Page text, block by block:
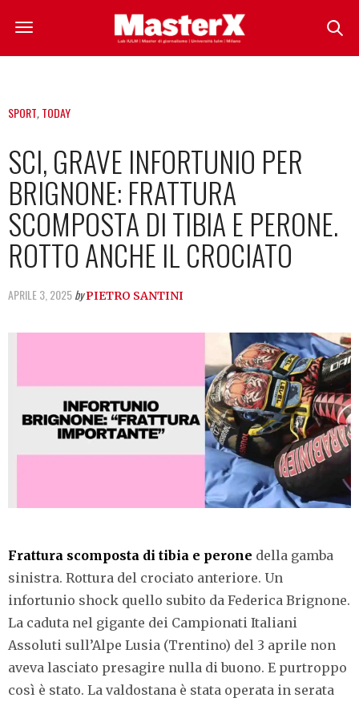
SPORT,TODAY
SCI, GRAVE INFORTUNIO PER
BRIGNONE: FRATTURA
SCOMPOSTA DI TIBIA E PERONE.
ROTTO ANCHE IL CROCIATO
APRILE 3, 2025byPIETRO SANTINI
Frattura scomposta di tibia e perone della gamba
sinistra. Rottura del crociato anteriore. Un
infortunio shock quello subito da Federica Brignone.
La caduta nel gigante dei Campionati Italiani
Assoluti sull’Alpe Lusia (Trentino) del 3 aprile non
aveva lasciato presagire nulla di buono. E purtroppo
così è stato. La valdostana è stata operata in serata